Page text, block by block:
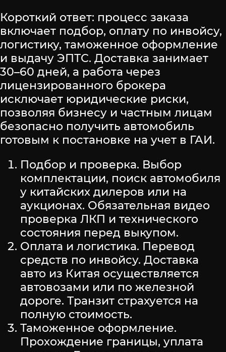
Короткий ответ: процесс заказа
включает подбор, оплату по инвойсу,
логистику, таможенное оформление
и выдачу ЭПТС. Доставка занимает
30–60 дней, а работа через
лицензированного брокера
исключает юридические риски,
позволяя бизнесу и частным лицам
безопасно получить автомобиль
готовым к постановке на учет в ГАИ.
Подбор и проверка. Выбор
комплектации, поиск автомобиля
у китайских дилеров или на
аукционах. Обязательная видео
проверка ЛКП и технического
состояния перед выкупом.
Оплата и логистика. Перевод
средств по инвойсу. Доставка
авто из Китая осуществляется
автовозами или по железной
дороге. Транзит страхуется на
полную стоимость.
Таможенное оформление.
Прохождение границы, уплата